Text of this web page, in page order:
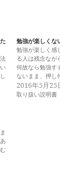
勉強が楽しくな
勉強が楽しく感
る人は残念なが
何故なら勉強す
ないまま、押し
2016年5月25
取り扱い説明書